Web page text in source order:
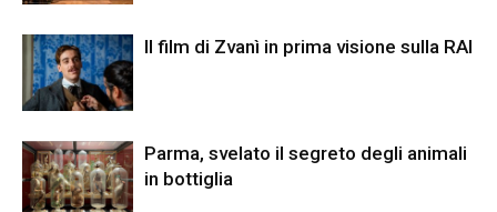
Il film di Zvanì in prima visione sulla RAI
Parma, svelato il segreto degli animali
in bottiglia